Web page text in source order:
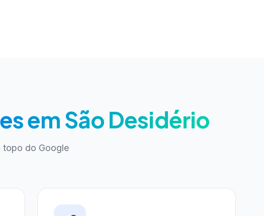
em São Desidério
topo do Google